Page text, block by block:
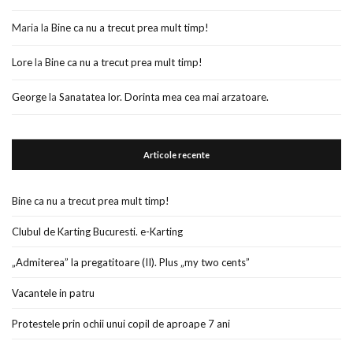
Maria la Bine ca nu a trecut prea mult timp!
Lorela Bine ca nu a trecut prea mult timp!
Georgela Sanatatea lor. Dorinta mea cea mai arzatoare.
Articole recente
Bine ca nu a trecut prea mult timp!
Clubul de Karting Bucuresti. e-Karting
„Admiterea” la pregatitoare (II). Plus „my two cents”
Vacantele in patru
Protestele prin ochii unui copil de aproape 7 ani